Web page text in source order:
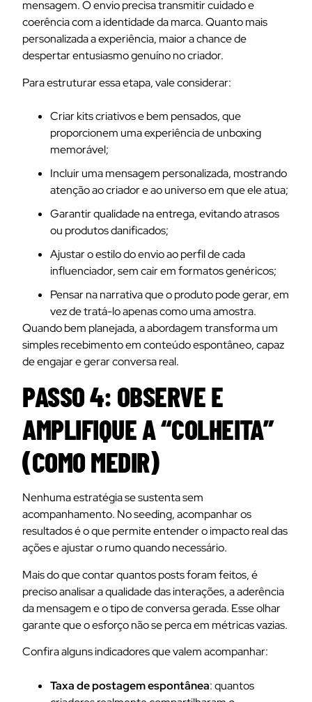
mensagem. O envio precisa transmitir cuidado e
coerência com a identidade da marca. Quanto mais
personalizada a experiência, maior a chance de
despertar entusiasmo genuíno no criador.
Para estruturar essa etapa, vale considerar:
Criar kits criativos e bem pensados, que
proporcionem uma experiência de unboxing
memorável;
Incluir uma mensagem personalizada, mostrando
atenção ao criador e ao universo em que ele atua;
Garantir qualidade na entrega, evitando atrasos
ou produtos danificados;
Ajustar o estilo do envio ao perfil de cada
influenciador, sem cair em formatos genéricos;
Pensar na narrativa que o produto pode gerar, em
vez de tratá-lo apenas como uma amostra.
Quando bem planejada, a abordagem transforma um
simples recebimento em conteúdo espontâneo, capaz
de engajar e gerar conversa real.
PASSO 4: OBSERVE E
AMPLIFIQUE A “COLHEITA”
(COMO MEDIR)
Nenhuma estratégia se sustenta sem
acompanhamento. No seeding, acompanhar os
resultados é o que permite entender o impacto real das
ações e ajustar o rumo quando necessário.
Mais do que contar quantos posts foram feitos, é
preciso analisar a qualidade das interações, a aderência
da mensagem e o tipo de conversa gerada. Esse olhar
garante que o esforço não se perca em métricas vazias.
Confira alguns indicadores que valem acompanhar:
Taxa de postagem espontânea: quantos